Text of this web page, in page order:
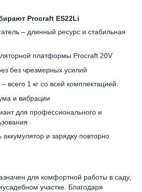
Procraft ES22Li
– длинный ресурс и стабильная
платформы Procraft 20V
без чрезмерных усилий
всего 1 кг со всей комплектацией.
и вибрации
для профессионального и
и зарядку повторно
для комфортной работы в саду,
участке. Благодаря